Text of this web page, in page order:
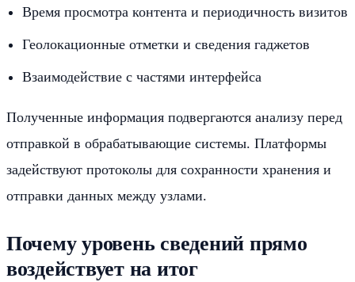
Время просмотра контента и периодичность визитов
Геолокационные отметки и сведения гаджетов
Взаимодействие с частями интерфейса
Полученные информация подвергаются анализу перед
отправкой в обрабатывающие системы. Платформы
задействуют протоколы для сохранности хранения и
отправки данных между узлами.
Почему уровень сведений прямо
воздействует на итог